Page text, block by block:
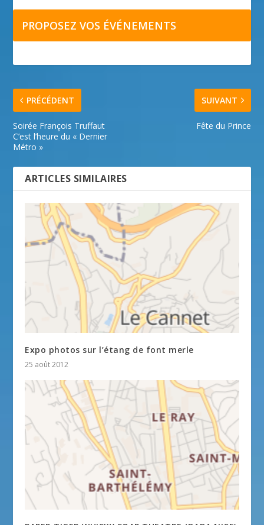
PROPOSEZ VOS ÉVÉNEMENTS
PRÉCÉDENT
Soirée François Truffaut
C’est l’heure du « Dernier
Métro »
SUIVANT
Fête du Prince
ARTICLES SIMILAIRES
Expo photos sur l’étang de font merle
25 août 2012